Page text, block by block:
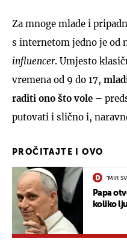
Za mnoge mlade i
s internetom jedno je od
influencer. Umjesto
vremena od 9 do 17,
raditi ono što vole –
putovati i slično i,
PROČITAJTE I OVO
"MIR
Papa
koliko